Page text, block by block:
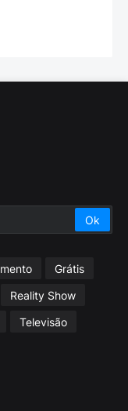
Grátis
Reality Show
Televisão